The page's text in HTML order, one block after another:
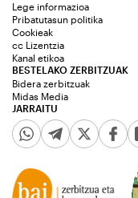
JARRAITU
Lege informazioa
Pribatutasun politika
Cookieak
cc Lizentzia
Kanal etikoa
BESTELAKO ZERBITZUAK
Bidera zerbitzuak
Midas Media